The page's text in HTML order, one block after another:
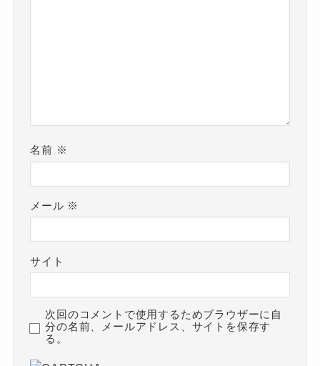
名前 ※
メール ※
サイト
次回のコメントで使用するためブラウザーに自
分の名前、メールアドレス、サイトを保存す
る。